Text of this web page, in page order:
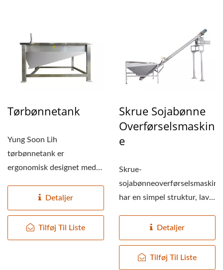
Tørbønnetank
Yung Soon Lih
tørbønnetank er
ergonomisk designet med
operatørens talje....
Detaljer
Tilføj Til Liste
Skrue Sojabønne
Overførselsmaskin
E
Skrue-
har en simpel struktur, lave
Detaljer
Tilføj Til Liste